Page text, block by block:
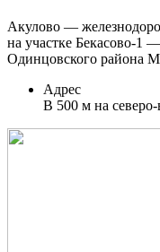
Акулово —
на участке Бекасово-1
Одинцовского района
Адрес
В 500 м на